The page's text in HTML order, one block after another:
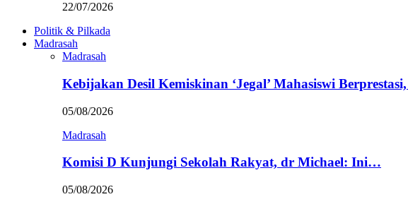
22/07/2026
Politik & Pilkada
Madrasah
Madrasah
Kebijakan Desil Kemiskinan ‘Jegal’ Mahasiswi
05/08/2026
Madrasah
Komisi D Kunjungi Sekolah Rakyat, dr Michael: Ini…
05/08/2026